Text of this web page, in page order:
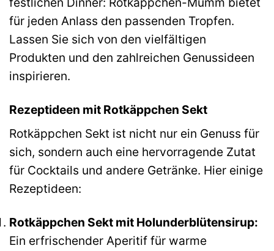
für jeden Anlass den passenden Tropfen.
Lassen Sie sich von den vielfältigen
Produkten und den zahlreichen Genussideen
inspirieren.
Rezeptideen mit Rotkäppchen Sekt
Rotkäppchen Sekt ist nicht nur ein Genuss für
sich, sondern auch eine hervorragende Zutat
für Cocktails und andere Getränke. Hier einige
Rezeptideen:
Rotkäppchen Sekt mit Holunderblütensirup:
Ein erfrischender Aperitif für warme